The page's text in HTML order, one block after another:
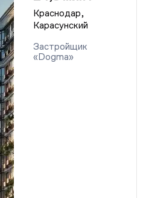
Краснодар,
Карасунский
Застройщик
«Dogma»